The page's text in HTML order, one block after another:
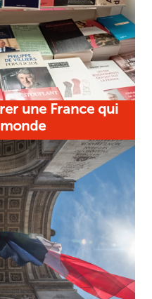
une France qui